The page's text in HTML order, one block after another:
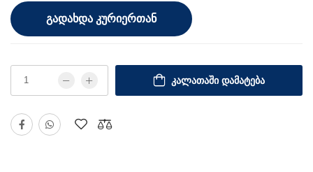
ᲒᲐᲓᲐᲮᲓᲐ ᲙᲣᲠᲘᲔᲠᲗᲐᲜ
ᲙᲐᲚᲐᲗᲐᲨᲘ ᲓᲐᲛᲐᲢᲔᲑᲐ